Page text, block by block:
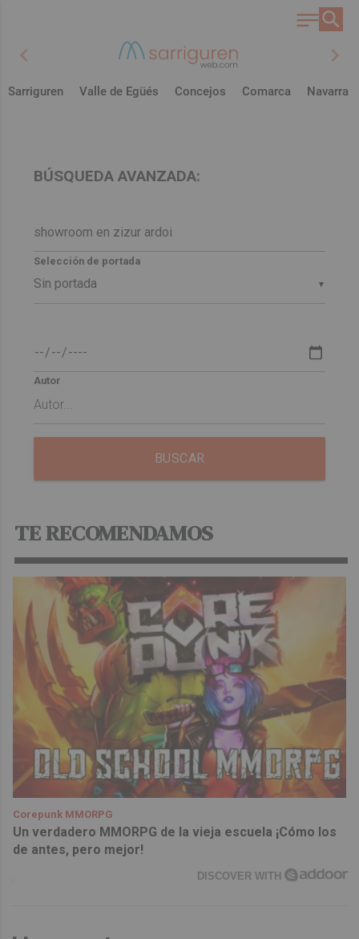
chevron_left chevron_right
Sarriguren Valle de Egüés Concejos Comarca Navarra
BÚSQUEDA AVANZADA:
▼
Selección de portada
Autor
BUSCAR
TE RECOMENDAMOS
Corepunk MMORPG
Un verdadero MMORPG de la vieja escuela ¡Cómo los
de antes, pero mejor!
DISCOVER WITH